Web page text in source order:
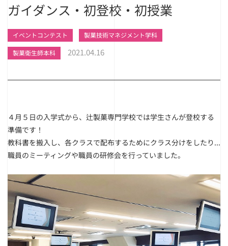
ガイダンス・初登校・初授業
イベントコンテスト 製菓技術マネジメント学科
製菓衛生師本科 2021.04.16
４月５日の入学式から、辻製菓専門学校では学生さんが登校する
準備です！
教科書を搬入し、各クラスで配布するためにクラス分けをしたり...
職員のミーティングや職員の研修会を行っていました。